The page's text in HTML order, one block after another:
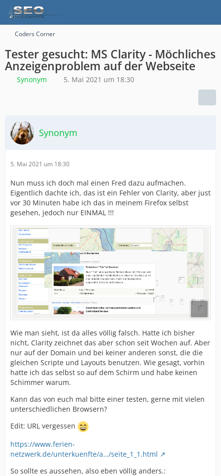
Coders Corner
Tester gesucht: MS Clarity - Möchliches
Anzeigenproblem auf der Webseite
Synonym 5. Mai 2021 um 18:30
Synonym
5. Mai 2021 um 18:30
Nun muss ich doch mal einen Fred dazu aufmachen.
Eigentlich dachte ich, das ist ein Fehler von Clarity, aber just
vor 30 Minuten habe ich das in meinem Firefox selbst
gesehen, jedoch nur EINMAL !!!
Wie man sieht, ist da alles völlig falsch. Hatte ich bisher
nicht, Clarity zeichnet das aber schon seit Wochen auf. Aber
nur auf der Domain und bei keiner anderen sonst, die die
gleichen Scripte und Layouts benutzen. Wie gesagt, vorhin
hatte ich das selbst so auf dem Schirm und habe keinen
Schimmer warum.
Kann das von euch mal bitte einer testen, gerne mit vielen
unterschiedlichen Browsern?
Edit: URL vergessen
https://www.ferien-
netzwerk.de/unterkuenfte/a…/seite_1_1.html
So sollte es aussehen, also eben völlig anders.: